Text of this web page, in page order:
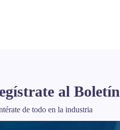
al Boletín
de todo en la industria